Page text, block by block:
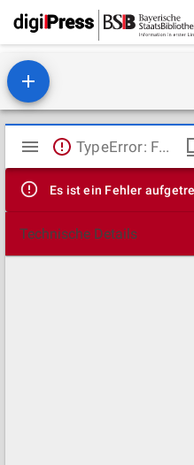
Mirador
Viewer
TypeError: Failed to fetch
Es ist ein Fehler
Technische Details